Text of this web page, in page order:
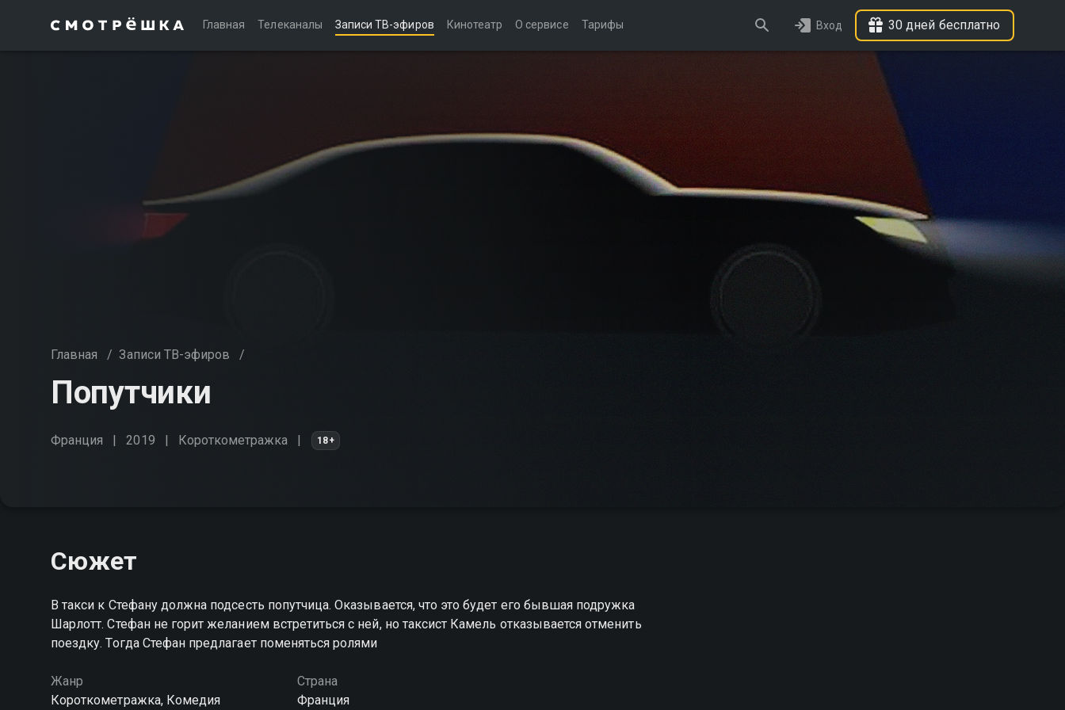
Главная Телеканалы Записи ТВ-эфиров Кинотеатр О сервисе Тарифы Вход 30 дней бесплатно
Главная / Записи ТВ-эфиров /
Попутчики
Франция 2019 Короткометражка 18+
Сюжет
В такси к Стефану должна подсесть попутчица. Оказывается, что это будет его бывшая подружка
Шарлотт. Стефан не горит желанием встретиться с ней, но таксист Камель отказывается отменить
поездку. Тогда Стефан предлагает поменяться ролями
Жанр
Короткометражка, Комедия
Страна
Франция